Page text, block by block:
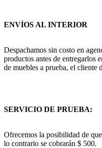
ENVÍOS AL INTERIOR
Despachamos sin costo en
productos antes de entregarlos
de muebles a prueba, el cliente
SERVICIO DE PRUEBA:
Ofrecemos la posibilidad de
lo contrario se cobrarán $ 500.